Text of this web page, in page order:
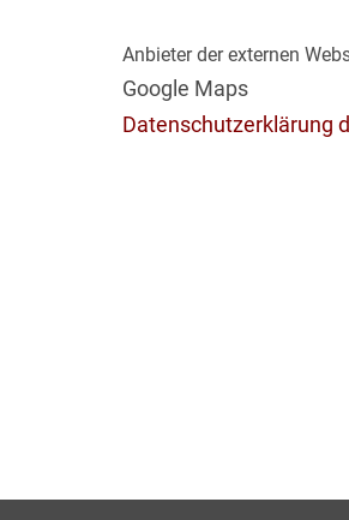
Anbieter der externen
Google Maps
Datenschutzerklärung